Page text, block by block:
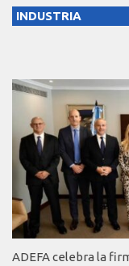
INDUSTRIA
ADEFA celebra la